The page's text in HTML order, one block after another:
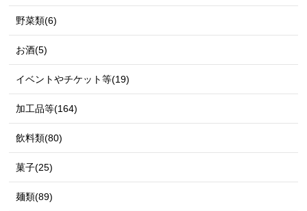
野菜類(6)
お酒(5)
イベントやチケット等(19)
加工品等(164)
飲料類(80)
菓子(25)
麺類(89)